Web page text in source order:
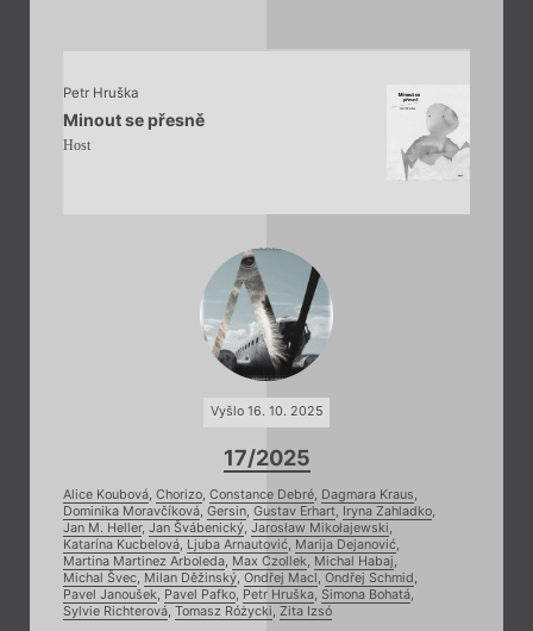
Petr Hruška
Minout se přesně
Host
Vyšlo 16. 10. 2025
17/2025
Alice Koubová Chorizo Constance Debré Dagmara Kraus
Dominika Moravčíková Gersin Gustav Erhart Iryna Zahladko
Jan M. Heller, Jan Švábenický Jarosław Mikołajewski
Katarína Kucbelová Ljuba Arnautović Marija Dejanović
Martina Martinez Arboleda Max Czollek Michal Habaj
Michal Švec Milan Děžinský Ondřej Macl Ondřej Schmid
Pavel Janoušek
Pavel Pafko Petr Hruška Simona Bohatá
Sylvie Richterová Tomasz Różycki Zita Izsó